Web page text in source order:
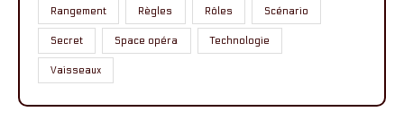
Rangement Règles Rôles Scénario
Secret Space opéra Technologie
Vaisseaux